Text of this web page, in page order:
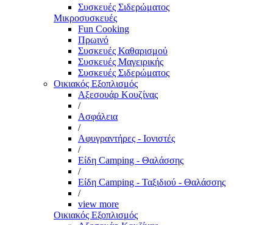
Συσκευές Σιδερώματος
Μικροσυσκευές
Fun Cooking
Πρωινό
Συσκευές Καθαρισμού
Συσκευές Μαγειρικής
Συσκευές Σιδερώματος
Οικιακός Εξοπλισμός
Αξεσουάρ Κουζίνας
/
Ασφάλεια
/
Αφυγραντήρες - Ιονιστές
/
Είδη Camping - Θαλάσσης
/
Είδη Camping - Ταξιδιού - Θαλάσσης
/
view more
Οικιακός Εξοπλισμός